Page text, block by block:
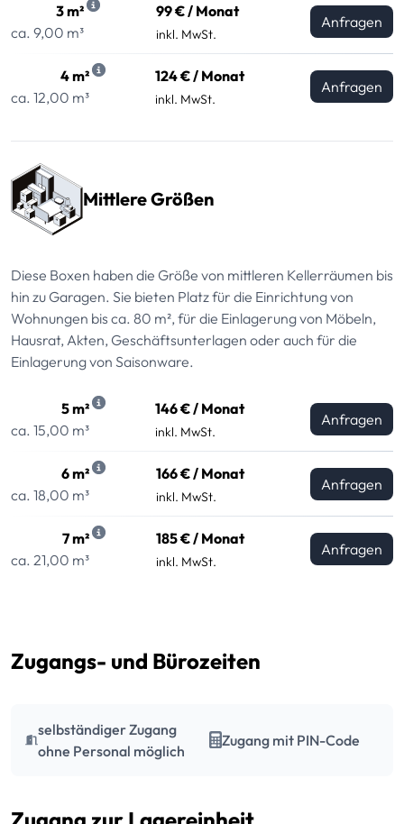
3 m²
ca. 9,00 m³
99 € / Monat
inkl. MwSt.
Anfragen
4 m²
ca. 12,00 m³
124 € / Monat
inkl. MwSt.
Anfragen
Mittlere Größen
Diese Boxen haben die Größe von mittleren Kellerräumen bis
hin zu Garagen. Sie bieten Platz für die Einrichtung von
Wohnungen bis ca. 80 m², für die Einlagerung von Möbeln,
Hausrat, Akten, Geschäftsunterlagen oder auch für die
Einlagerung von Saisonware.
5 m²
ca. 15,00 m³
146 € / Monat
inkl. MwSt.
Anfragen
6 m²
ca. 18,00 m³
166 € / Monat
inkl. MwSt.
Anfragen
7 m²
ca. 21,00 m³
185 € / Monat
inkl. MwSt.
Anfragen
Zugangs- und Bürozeiten
selbständiger Zugang
ohne Personal möglich
Zugang mit PIN-Code